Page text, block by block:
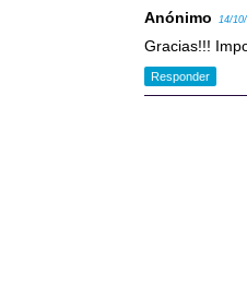
Anónimo 14/
Gracias!!!
Responder